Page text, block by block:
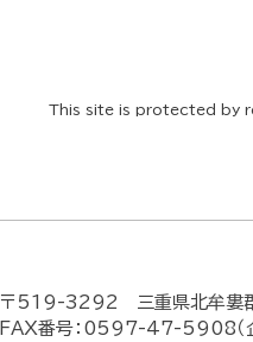
This site is protected by
〒519-3292
三重県北牟婁
FAX番号：0597-47-5908（